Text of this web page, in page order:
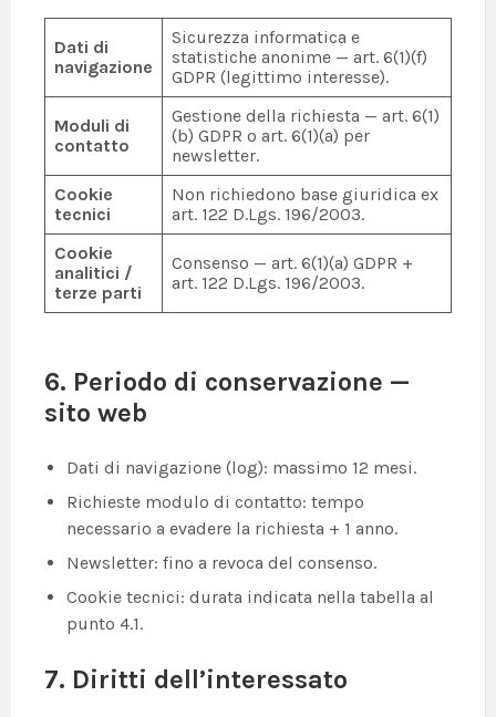
Dati di
navigazione
Sicurezza informatica e
statistiche anonime — art. 6(1)(f)
GDPR (legittimo interesse).
Moduli di
contatto
Gestione della richiesta — art. 6(1)
(b) GDPR o art. 6(1)(a) per
newsletter.
Cookie
tecnici
Non richiedono base giuridica ex
art. 122 D.Lgs. 196/2003.
Cookie
analitici /
terze parti
Consenso — art. 6(1)(a) GDPR +
art. 122 D.Lgs. 196/2003.
6. Periodo di conservazione —
sito web
Dati di navigazione (log): massimo 12 mesi.
Richieste modulo di contatto: tempo
necessario a evadere la richiesta + 1 anno.
Newsletter: fino a revoca del consenso.
Cookie tecnici: durata indicata nella tabella al
punto 4.1.
7. Diritti dell’interessato